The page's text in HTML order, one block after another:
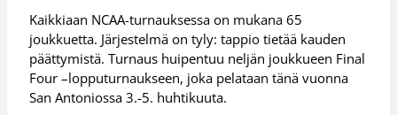
Kaikkiaan NCAA-turnauksessa on mukana 65
joukkuetta. Järjestelmä on tyly: tappio tietää kauden
päättymistä. Turnaus huipentuu neljän joukkueen Final
Four –lopputurnaukseen, joka pelataan tänä vuonna
San Antoniossa 3.-5. huhtikuuta.